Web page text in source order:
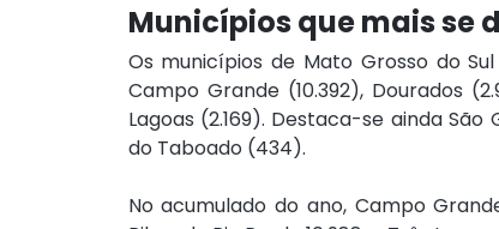
Municípios que mais se
Os municípios de Mato Grosso do
Campo Grande (10.392), Dourados
Lagoas (2.169). Destaca-se ainda
do Taboado (434).
No acumulado do ano, Campo